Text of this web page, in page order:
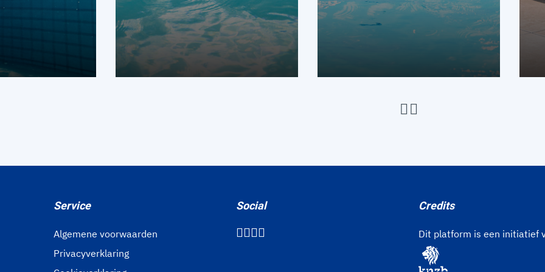
Service
Algemene voorwaarden
Privacyverklaring
Social Credits
Dit platform is een initiatief